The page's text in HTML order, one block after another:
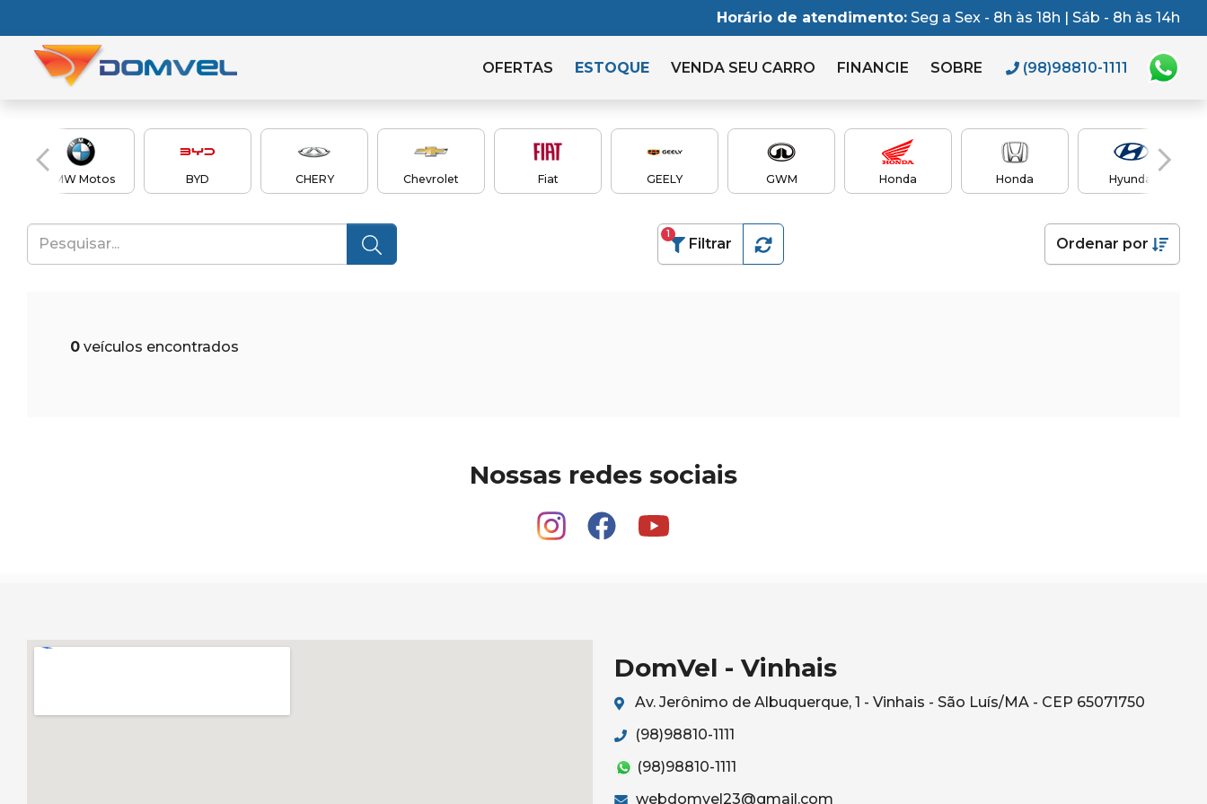
Horário de atendimento: Seg a Sex - 8h às 18h | Sáb - 8h às 14h
OFERTAS ESTOQUE VENDA SEU CARRO FINANCIE SOBRE (98)98810-1111
BMW Motos BYD CHERY Chevrolet Fiat GEELY GWM Honda Honda Hyundai
Filtrar
1
Ordenar por
0 veículos encontrados
Nossas redes sociais
DomVel - Vinhais
Av. Jerônimo de Albuquerque, 1 - Vinhais - São Luís/MA - CEP 65071750
(98)98810-1111
(98)98810-1111
webdomvel23@gmail.com